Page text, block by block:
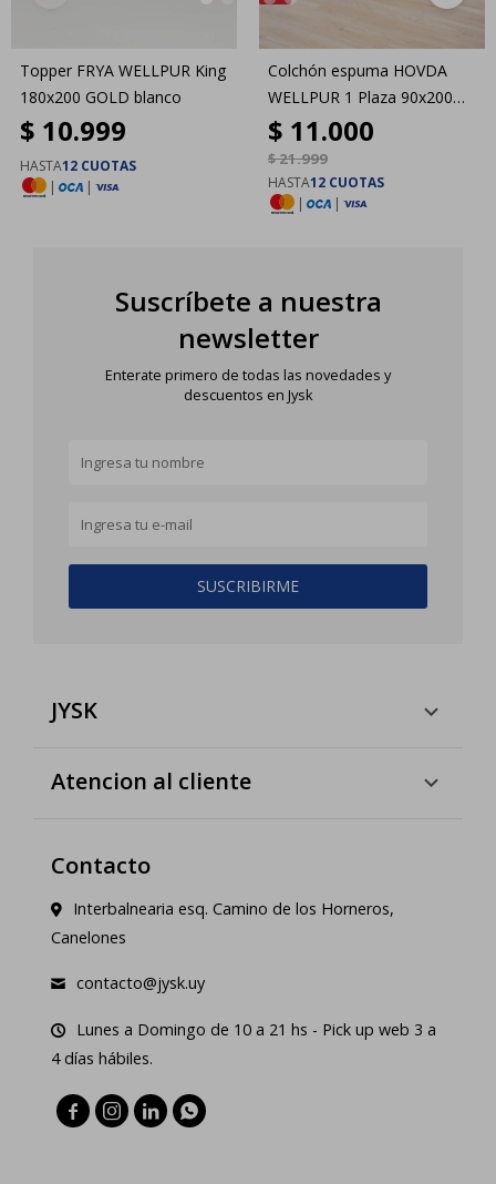
Topper FRYA WELLPUR King
180x200 GOLD blanco
$ 10.999
HASTA12 CUOTAS
|
|
Colchón espuma HOVDA
WELLPUR 1 Plaza 90x200
GOLD Firme
$ 11.000
$21.999
HASTA12 CUOTAS
|
|
Suscríbete a nuestra
newsletter
Enterate primero de todas las novedades y
descuentos en Jysk
SUSCRIBIRME
JYSK
Atencion al cliente
Contacto
Interbalnearia esq. Camino de los Horneros,
Canelones
contacto@jysk.uy
Lunes a Domingo de 10 a 21 hs - Pick up web 3 a
4 días hábiles.
   